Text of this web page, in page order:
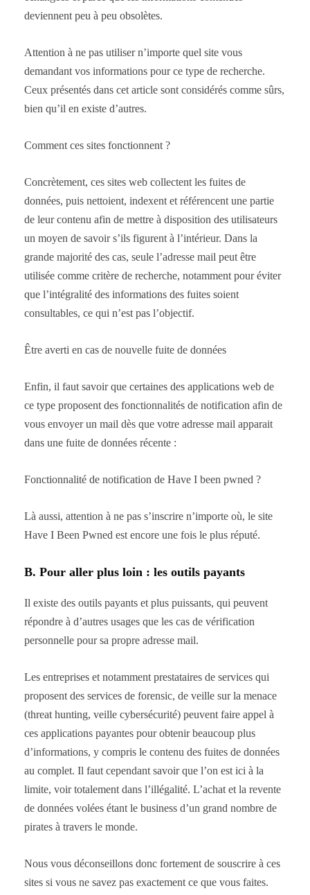
deviennent peu à peu obsolètes.
Attention à ne pas utiliser n’importe quel site vous
demandant vos informations pour ce type de recherche.
Ceux présentés dans cet article sont considérés comme sûrs,
bien qu’il en existe d’autres.
Comment ces sites fonctionnent ?
Concrètement, ces sites web collectent les fuites de
données, puis nettoient, indexent et référencent une partie
de leur contenu afin de mettre à disposition des utilisateurs
un moyen de savoir s’ils figurent à l’intérieur. Dans la
grande majorité des cas, seule l’adresse mail peut être
utilisée comme critère de recherche, notamment pour éviter
que l’intégralité des informations des fuites soient
consultables, ce qui n’est pas l’objectif.
Être averti en cas de nouvelle fuite de données
Enfin, il faut savoir que certaines des applications web de
ce type proposent des fonctionnalités de notification afin de
vous envoyer un mail dès que votre adresse mail apparait
dans une fuite de données récente :
Fonctionnalité de notification de Have I been pwned ?
Là aussi, attention à ne pas s’inscrire n’importe où, le site
Have I Been Pwned est encore une fois le plus réputé.
B. Pour aller plus loin : les outils payants
Il existe des outils payants et plus puissants, qui peuvent
répondre à d’autres usages que les cas de vérification
personnelle pour sa propre adresse mail.
Les entreprises et notamment prestataires de services qui
proposent des services de forensic, de veille sur la menace
(threat hunting, veille cybersécurité) peuvent faire appel à
ces applications payantes pour obtenir beaucoup plus
d’informations, y compris le contenu des fuites de données
au complet. Il faut cependant savoir que l’on est ici à la
limite, voir totalement dans l’illégalité. L’achat et la revente
de données volées étant le business d’un grand nombre de
pirates à travers le monde.
Nous vous déconseillons donc fortement de souscrire à ces
sites si vous ne savez pas exactement ce que vous faites.